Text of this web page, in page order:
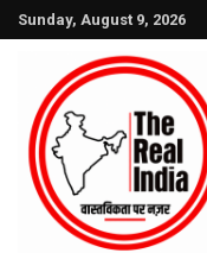
Skip
to
Sunday, August 9, 2026